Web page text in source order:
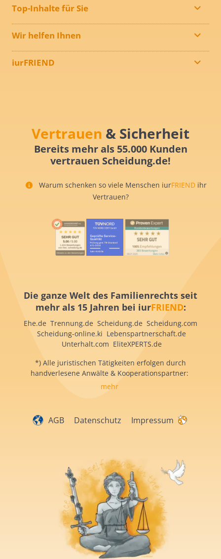
Top-Inhalte für Sie
Wir helfen Ihnen
iurFRIEND
Vertrauen & Sicherheit
Bereits mehr als 55.000 Kunden
vertrauen Scheidung.de!
Warum schenken so viele Menschen iurFRIEND ihr
Vertrauen?
Die ganze Welt des Familienrechts seit
mehr als 15 Jahren bei iurFRIEND:
Ehe.de Trennung.de Scheidung.de Scheidung.com
Scheidung-online.ki Lebenspartnerschaft.de
Unterhalt.com EliteXPERTS.de
*) Alle juristischen Tätigkeiten erfolgen durch
handverlesene Anwälte & Kooperationspartner:
mehr
AGB Datenschutz Impressum